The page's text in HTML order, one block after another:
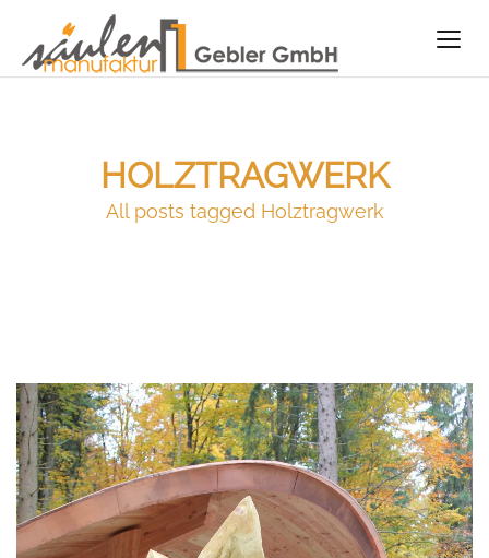
HOLZTRAGWERK
All posts tagged Holztragwerk